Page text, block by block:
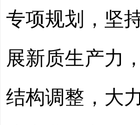
专项规划，坚
展新质生产力
结构调整，大